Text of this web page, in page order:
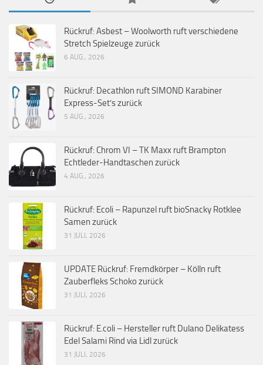
Rückruf: Asbest – Woolworth ruft verschiedene
Stretch Spielzeuge zurück
6 AUG., 2026
Rückruf: Decathlon ruft SIMOND Karabiner
Express-Set’s zurück
5 AUG., 2026
Rückruf: Chrom VI – TK Maxx ruft Brampton
Echtleder-Handtaschen zurück
4 AUG., 2026
Rückruf: Ecoli – Rapunzel ruft bioSnacky Rotklee
Samen zurück
31 JULI, 2026
UPDATE Rückruf: Fremdkörper – Kölln ruft
Zauberfleks Schoko zurück
31 JULI, 2026
Rückruf: E.coli – Hersteller ruft Dulano Delikatess
Edel Salami Rind via Lidl zurück
31 JULI, 2026